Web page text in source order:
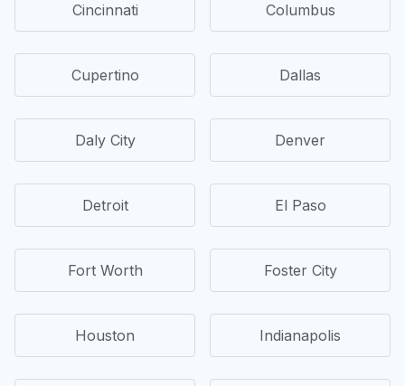
Cincinnati Columbus
Cupertino Dallas
Daly City Denver
Detroit El Paso
Fort Worth Foster City
Houston Indianapolis